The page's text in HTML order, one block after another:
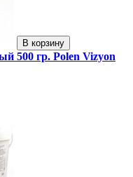
В корзину
500 гр. Polen Vizyon